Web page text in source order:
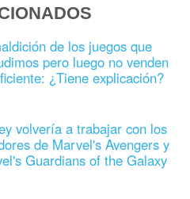
de los juegos que
pero luego no venden
¿Tiene explicación?
volvería a trabajar con los
de Marvel's Avengers y
Guardians of the Galaxy